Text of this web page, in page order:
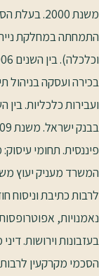
התמחתה במחלקת
בכירה ועסקה בניהול
פיננסית. תחומי
המשרד מעניק יעוץ
לרבות כתיבת וניסוח
נאמנויות,
בעזבונות וירושות.
הסכמי מקרקעין